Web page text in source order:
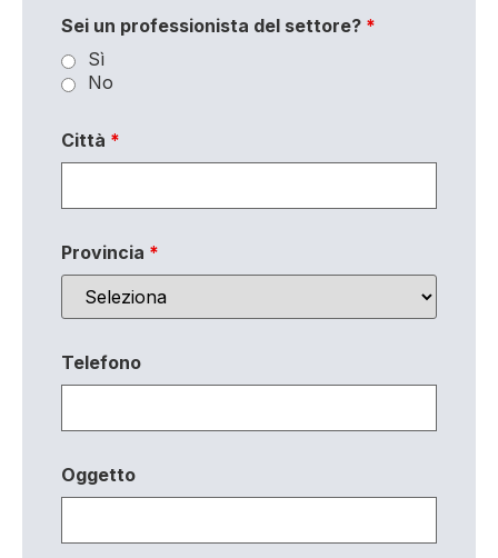
Sei un professionista del settore? *
Sì
No
Città *
Provincia *
Telefono
Oggetto